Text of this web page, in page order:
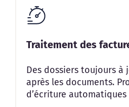
Traitement des
Des dossiers toujours à
après les documents.
d’écriture automatiques